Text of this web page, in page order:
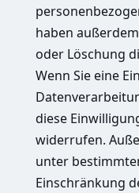
haben
oder Löschung
Wenn Sie eine
diese
widerrufen.
unter
Einschränkung